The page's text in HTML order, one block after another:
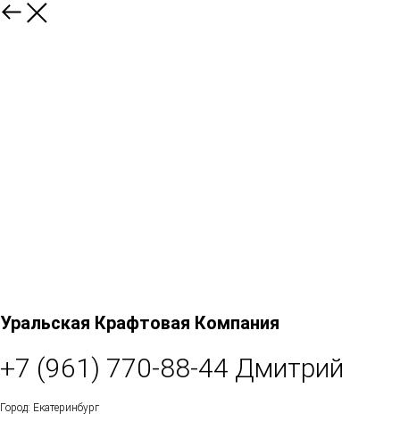
Уральская Крафтовая Компания
+7 (961) 770-88-44 Дмитрий
Город: Екатеринбург